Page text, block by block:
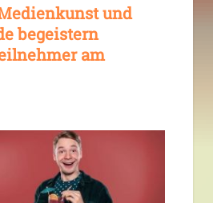
und
begeistern
am